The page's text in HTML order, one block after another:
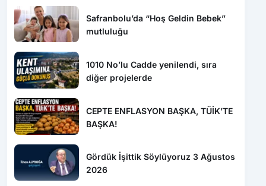
Safranbolu’da “Hoş Geldin Bebek”
mutluluğu
1010 No’lu Cadde yenilendi, sıra
diğer projelerde
CEPTE ENFLASYON BAŞKA, TÜİK’TE
BAŞKA!
Gördük İşittik Söylüyoruz 3 Ağustos
2026